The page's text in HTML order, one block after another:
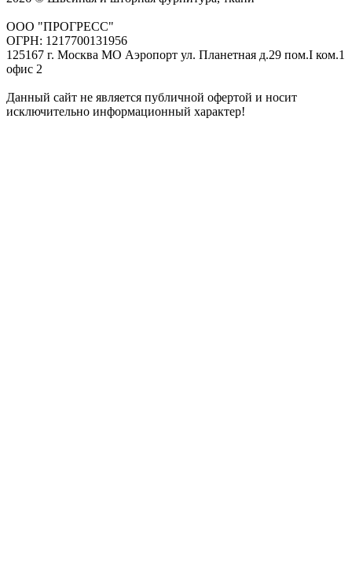
ООО "ПРОГРЕСС"
ОГРН: 1217700131956
125167 г. Москва МО Аэропорт ул. Планетная д.29 пом.I ком.1
офис 2
Данный сайт не является публичной офертой и носит
исключительно информационный характер!